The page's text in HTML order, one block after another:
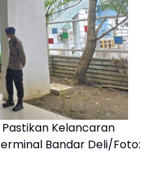
Pastikan Kelancaran
Bandar Deli/Foto: